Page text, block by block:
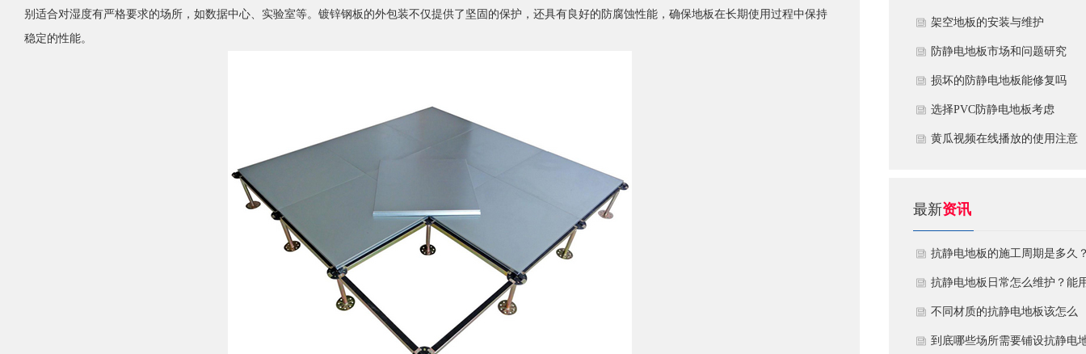
别适合对湿度有严格要求的场所，如数据中心、实验室等。镀锌钢板的外包装不仅提供了坚固的保护，还具有良好的防腐蚀性能，确保地板在长期使用过程中保持
稳定的性能。
​架空地板的安装与维护
防静电地板市场和问题研究
损坏的防静电地板能修复吗
​选择PVC防静电地板考虑
黄瓜视频在线播放的使用注意
最新资讯
抗静电地板的施工周期是多久
需要注意什么?
抗静电地板日常怎么维护？能
多久？
不同材质的抗静电地板该怎么
选？
到底哪些场所需要铺设抗静电